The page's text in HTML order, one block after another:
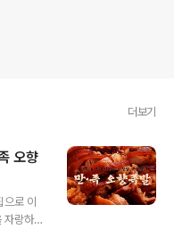
더보기
오향
로 이
랑하는